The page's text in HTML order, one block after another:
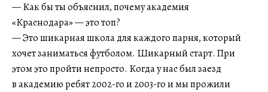
— Как бы ты объяснил, почему академия
«Краснодара» — это топ?
— Это шикарная школа для каждого парня, который
хочет заниматься футболом. Шикарный старт. При
этом это пройти непросто. Когда у нас был заезд
в академию ребят 2002-го и 2003-го и мы прожили